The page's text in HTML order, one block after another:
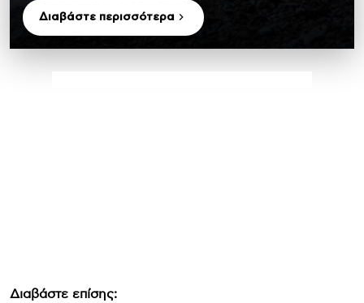
Διαβάστε περισσότερα
Διαβάστε επίσης: